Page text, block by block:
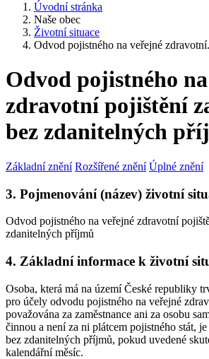
Úvodní stránka
Naše obec
Životní situace
Odvod pojistného na veřejné
Odvod pojistného
zdravotní pojištění
bez zdanitelných
Základní znění Rozšířené znění Úplné znění
3. Pojmenování (název) životní
Odvod pojistného na veřejné zdravotní
zdanitelných příjmů
4. Základní informace k životní
Osoba, která má na území České republiky
pro účely odvodu pojistného na veřejné
považována za zaměstnance ani za osobu
činnou a není za ni plátcem pojistného stát,
bez zdanitelných příjmů, pokud uvedené
kalendářní měsíc.